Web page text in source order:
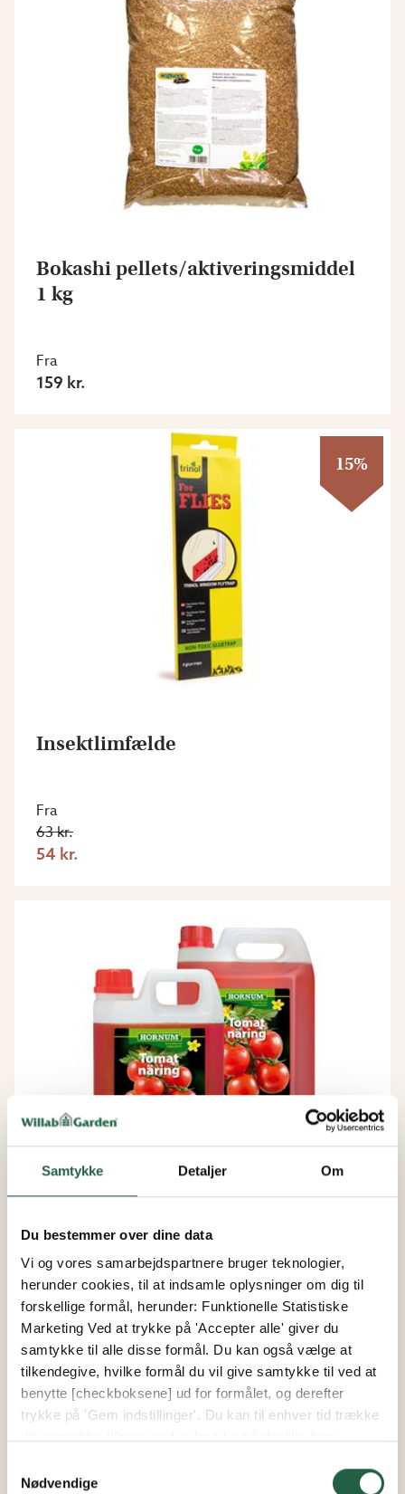
Samtykke Detaljer Om
Du bestemmer over dine data
Vi og vores samarbejdspartnere bruger teknologier,
herunder cookies, til at indsamle oplysninger om dig til
forskellige formål, herunder: Funktionelle Statistiske
Marketing Ved at trykke på 'Accepter alle' giver du
samtykke til alle disse formål. Du kan også vælge at
tilkendegive, hvilke formål du vil give samtykke til ved at
benytte [checkboksene] ud for formålet, og derefter
trykke på 'Gem indstillinger'. Du kan til enhver tid trække
mere om vores brug af cookies og andre teknologier,
Nødvendige
Bokashi pellets/aktiveringsmiddel
1 kg
Fra
159 kr.
15%
Insektlimfælde
Fra
63 kr.
54 kr.
Fra
95 kr.